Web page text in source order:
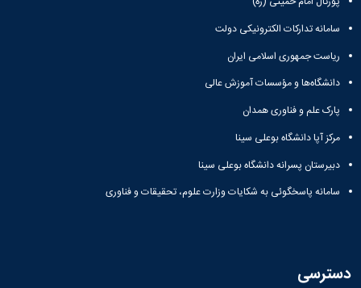
سامانه تدارکات الکترونیکی دولت
ریاست جمهوری اسلامی ایران
دانشگاه‌ها و مؤسسات آموزش عالی
پارک علم و فناوری همدان
مرکز آپا دانشگاه بوعلی سینا
دبیرستان پسرانه دانشگاه بوعلی سینا
سامانه پاسخگوئی به شکایات وزارت علوم، تحقیقات و فناوری
دسترسی